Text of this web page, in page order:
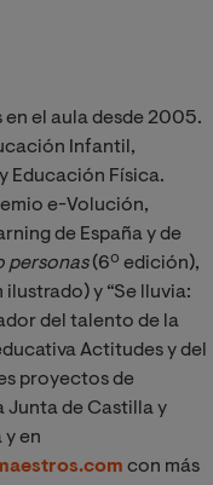
en el aula desde 2005.
Infantil,
Educación Física.
e-Volución,
de España y de
personas(6º edición),
y “Se lluvia:
del talento de la
Actitudes y del
proyectos de
Junta de Castilla y
y en
con más